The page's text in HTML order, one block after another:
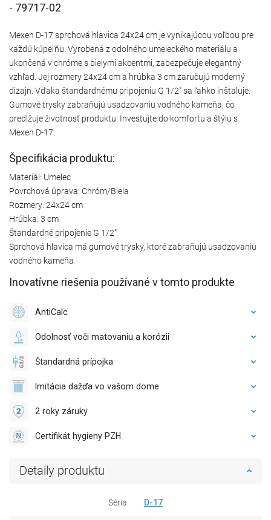
- 79717-02
Mexen D-17 sprchová hlavica 24x24 cm je vynikajúcou voľbou pre
každú kúpeľňu. Vyrobená z odolného umeleckého materiálu a
ukončená v chróme s bielymi akcentmi, zabezpečuje elegantný
vzhľad. Jej rozmery 24x24 cm a hrúbka 3 cm zaručujú moderný
dizajn. Vďaka štandardnému pripojeniu G 1/2" sa ľahko inštaluje.
Gumové trysky zabraňujú usadzovaniu vodného kameňa, čo
predlžuje životnosť produktu. Investujte do komfortu a štýlu s
Mexen D-17.
Špecifikácia produktu:
Materiál: Umelec
Povrchová úprava: Chróm/Biela
Rozmery: 24x24 cm
Hrúbka: 3 cm
Štandardné pripojenie G 1/2"
Sprchová hlavica má gumové trysky, ktoré zabraňujú usadzovaniu
vodného kameňa
Inovatívne riešenia používané v tomto produkte
AntiCalc
Odolnosť voči matovaniu a korózii
Štandardná prípojka
Imitácia dažďa vo vašom dome
2 roky záruky
Certifikát hygieny PZH
Detaily produktu
Séria D-17